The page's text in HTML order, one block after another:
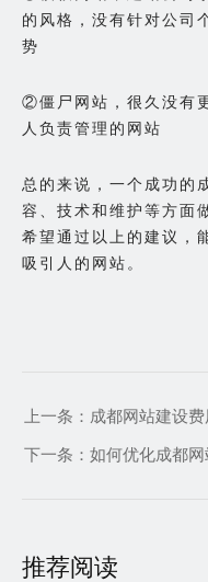
的风格，没有针对公司
势
②僵尸网站，很久没有
人负责管理的网站
总的来说，一个成功的
容、技术和维护等方面
希望通过以上的建议，
吸引人的网站。
上一条： 成都网站建设
下一条： 如何优化成都
推荐阅读